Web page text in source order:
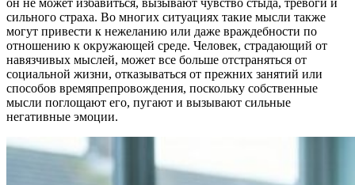
сильного страха. Во многих ситуациях такие мысли также
могут привести к нежеланию или даже враждебности по
отношению к окружающей среде. Человек, страдающий от
навязчивых мыслей, может все больше отстраняться от
социальной жизни, отказываться от прежних занятий или
способов времяпрепровождения, поскольку собственные
мысли поглощают его, пугают и вызывают сильные
негативные эмоции.